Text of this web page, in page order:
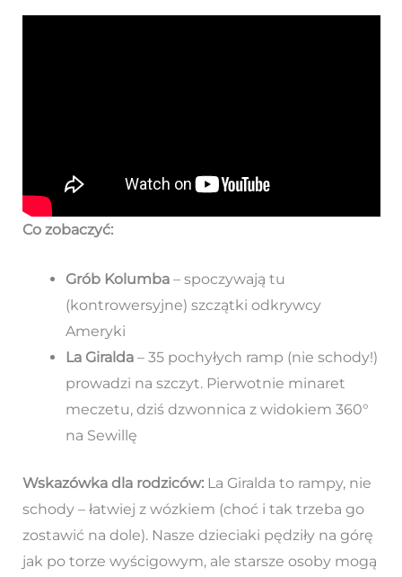
Co zobaczyć:
Grób Kolumba– spoczywają tu
(kontrowersyjne) szczątki odkrywcy
Ameryki
La Giralda– 35 pochyłych ramp (nie schody!)
prowadzi na szczyt. Pierwotnie minaret
meczetu, dziś dzwonnica z widokiem 360°
na Sewillę
Wskazówka dla rodziców:La Giralda to rampy, nie
schody – łatwiej z wózkiem (choć i tak trzeba go
zostawić na dole). Nasze dzieciaki pędziły na górę
jak po torze wyścigowym, ale starsze osoby mogą